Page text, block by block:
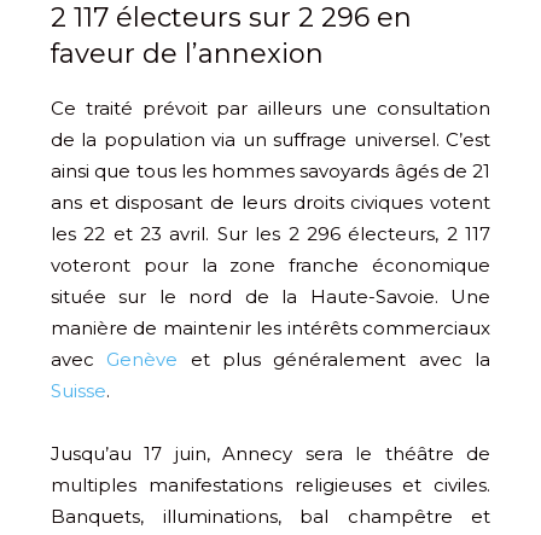
2 117 électeurs sur 2 296 en
faveur de l’annexion
Ce traité prévoit par ailleurs une consultation
de la population via un suffrage universel. C’est
ainsi que tous les hommes savoyards âgés de 21
ans et disposant de leurs droits civiques votent
les 22 et 23 avril. Sur les 2 296 électeurs, 2 117
voteront pour la zone franche économique
située sur le nord de la Haute-Savoie. Une
manière de maintenir les intérêts commerciaux
avec Genève et plus généralement avec la
Suisse.
Jusqu’au 17 juin, Annecy sera le théâtre de
multiples manifestations religieuses et civiles.
Banquets, illuminations, bal champêtre et